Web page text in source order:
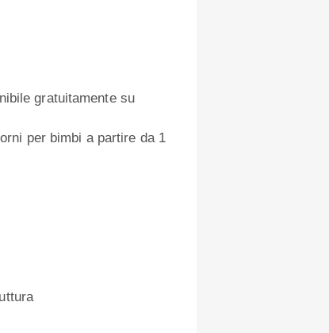
gratuitamente su
per bimbi a partire da 1